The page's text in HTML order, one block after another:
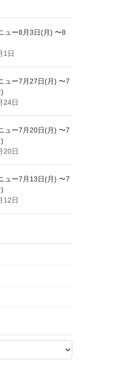
ュー8月3日(月) 〜8
1日
ュー7月27日(月) 〜7
24日
ュー7月20日(月) 〜7
20日
ュー7月13日(月) 〜7
12日